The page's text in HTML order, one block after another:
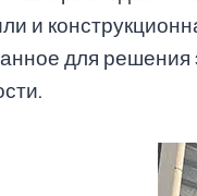
и
для решения